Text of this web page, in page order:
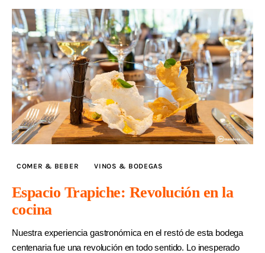
COMER & BEBER VINOS & BODEGAS
Espacio Trapiche: Revolución en la
cocina
Nuestra experiencia gastronómica en el restó de esta bodega
centenaria fue una revolución en todo sentido. Lo inesperado